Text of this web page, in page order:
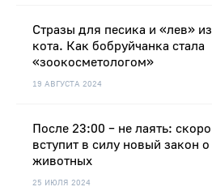
19 АВГУСТА 2024
Стразы для песика и «лев» из
кота. Как бобруйчанка стала
«зоокосметологом»
25 ИЮЛЯ 2024
После 23:00 – не лаять: скоро
вступит в силу новый закон о
животных